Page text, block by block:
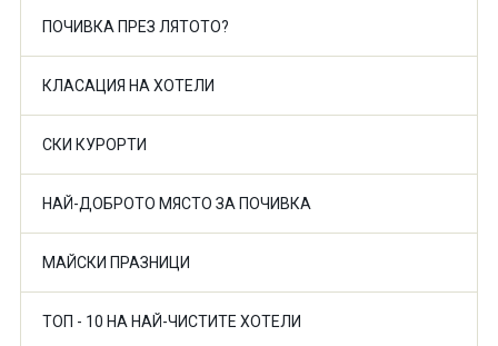
ПОЧИВКА ПРЕЗ ЛЯТОТО?
КЛАСАЦИЯ НА ХОТЕЛИ
СКИ КУРОРТИ
НАЙ-ДОБРОТО МЯСТО ЗА ПОЧИВКА
МАЙСКИ ПРАЗНИЦИ
ТОП - 10 НА НАЙ-ЧИСТИТЕ ХОТЕЛИ